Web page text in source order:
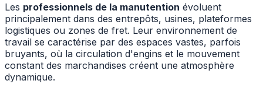
Les professionnels de la manutention évoluent
principalement dans des entrepôts, usines, plateformes
logistiques ou zones de fret. Leur environnement de
travail se caractérise par des espaces vastes, parfois
bruyants, où la circulation d'engins et le mouvement
constant des marchandises créent une atmosphère
dynamique.